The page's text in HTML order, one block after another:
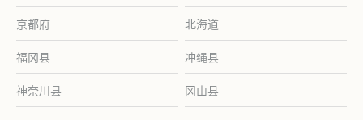
京都府 北海道
福冈县 冲绳县
神奈川县 冈山县